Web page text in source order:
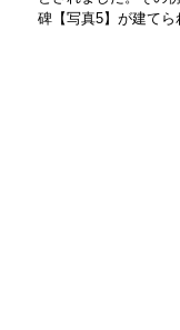
碑【写真5】が建てら